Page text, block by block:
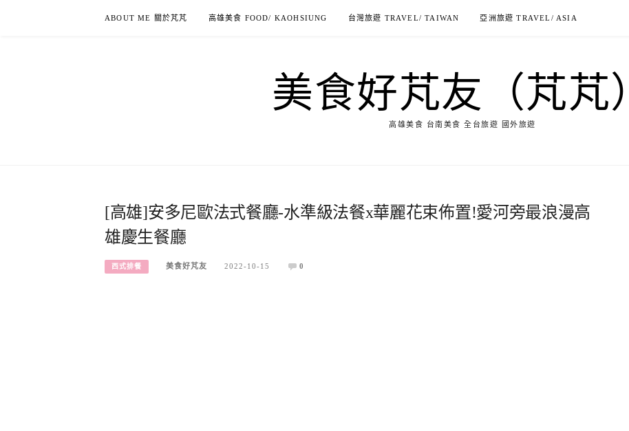
ABOUT ME 關於芃芃 高雄美食 FOOD/ KAOHSIUNG 台灣旅遊 TRAVEL/ TAIWAN 亞洲旅遊 TRAVEL/ ASIA
美食好芃友（芃芃）
高雄美食 台南美食 全台旅遊 國外旅遊
[高雄]安多尼歐法式餐廳-水準級法餐x華麗花束佈置!愛河旁最浪漫高
雄慶生餐廳
西式排餐 美食好芃友 2022-10-15 0